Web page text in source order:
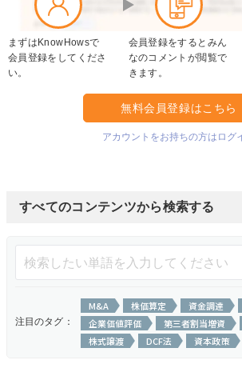
まずはKnowHowsで
会員登録をしてくださ
い。
会員登録をするとみん
なのコメントが閲覧で
きます。
無料会員登録はこちら
アカウントをお持ちの方はログ
すべてのコンテンツから検索する
注目のタグ：
M&A 株価算定 資金調達
企業価値評価
第三者割当増資
株式譲渡
DCF法 資本政策